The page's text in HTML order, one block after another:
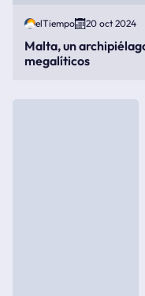
elTiempo 20 oct 2024
Malta, un
megalíticos